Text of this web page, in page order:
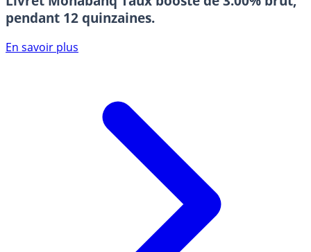
pendant 12 quinzaines.
En savoir plus